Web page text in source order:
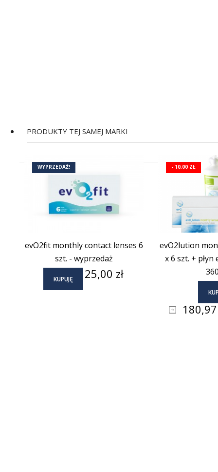
PRODUKTY TEJ SAMEJ MARKI
evO2fit monthly contact lenses 6
szt. - wyprzedaż
KUPUJĘ Cena
25,00 zł
WYPRZEDAŻ!
evO2lution
x 6 szt. +
Cena
180,97
- 10,00 ZŁ